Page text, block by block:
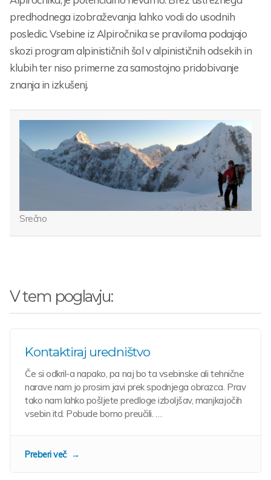
predhodnega izobraževanja lahko vodi do usodnih
posledic. Vsebine iz Alpiročnika se praviloma podajajo
skozi program alpinističnih šol v alpinističnih odsekih in
klubih ter niso primerne za samostojno pridobivanje
znanja in izkušenj.
Srečno
V tem poglavju:
Kontaktiraj uredništvo
Če si odkril-a napako, pa naj bo ta vsebinske ali tehnične
narave nam jo prosim javi prek spodnjega obrazca. Prav
tako nam lahko pošljete predloge izboljšav, manjkajočih
vsebin itd. Pobude bomo preučili. …
Preberi več